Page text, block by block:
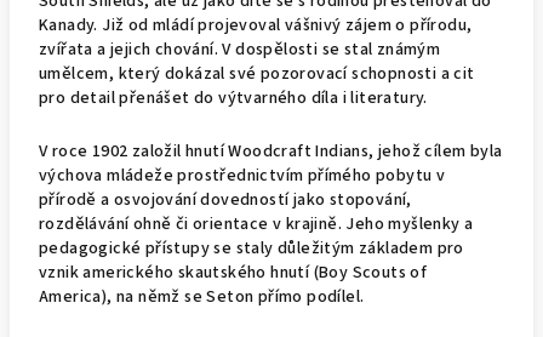
Kanady. Již od mládí projevoval vášnivý zájem o přírodu,
zvířata a jejich chování. V dospělosti se stal známým
umělcem, který dokázal své pozorovací schopnosti a cit
pro detail přenášet do výtvarného díla i literatury.
V roce 1902 založil hnutí Woodcraft Indians, jehož cílem byla
výchova mládeže prostřednictvím přímého pobytu v
přírodě a osvojování dovedností jako stopování,
rozdělávání ohně či orientace v krajině. Jeho myšlenky a
pedagogické přístupy se staly důležitým základem pro
vznik amerického skautského hnutí (Boy Scouts of
America), na němž se Seton přímo podílel.